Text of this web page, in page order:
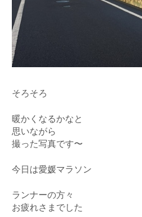
そろそろ
暖かくなるかなと
思いながら
撮った写真です〜
今日は愛媛マラソン
ランナーの方々
お疲れさまでした